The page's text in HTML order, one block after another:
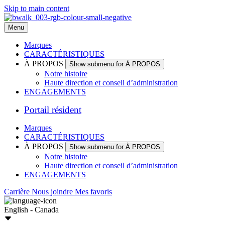
Skip to main content
Menu
Marques
CARACTÉRISTIQUES
À PROPOS
Show submenu for À PROPOS
Notre histoire
Haute direction et conseil d’administration
ENGAGEMENTS
Portail résident
Marques
CARACTÉRISTIQUES
À PROPOS
Show submenu for À PROPOS
Notre histoire
Haute direction et conseil d’administration
ENGAGEMENTS
Carrière Nous joindre Mes favoris
English - Canada